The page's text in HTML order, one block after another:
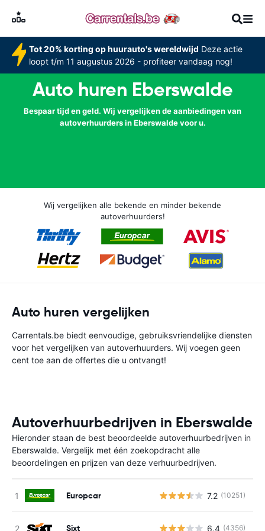
Tot 20% korting op huurauto's wereldwijd Deze actie
loopt t/m 11 augustus 2026 - profiteer vandaag nog!
Auto huren Eberswalde
Bespaar tijd en geld. Wij vergelijken de aanbiedingen van
autoverhuurders in Eberswalde voor u.
Wij vergelijken alle bekende en minder bekende
autoverhuurders!
Auto huren vergelijken
Carrentals.be biedt eenvoudige, gebruiksvriendelijke diensten
voor het vergelijken van autoverhuurders. Wij voegen geen
cent toe aan de offertes die u ontvangt!
Autoverhuurbedrijven in Eberswalde
Hieronder staan de best beoordeelde autoverhuurbedrijven in
Eberswalde. Vergelijk met één zoekopdracht alle
beoordelingen en prijzen van deze verhuurbedrijven.
Europcar 7.2 (10251)
Sixt 6.4 (4356)